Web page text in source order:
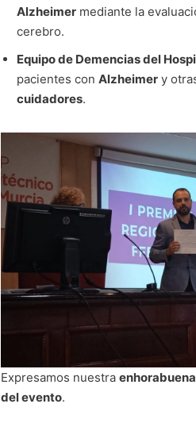
Alzheimermediante la
cerebro.
Equipo de Demencias del
pacientes con Alzheimery
cuidadores.
Expresamos nuestra enhorabuena
del evento.